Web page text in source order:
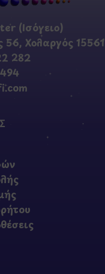
(Ισόγειο)
56, Χολαργός 15561
282